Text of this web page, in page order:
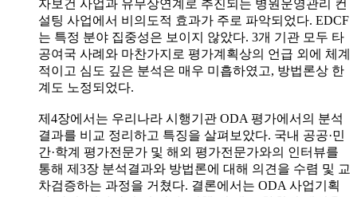
자보건 사업과 유무상연계로 추진되는 병원운영관리 컨
설팅 사업에서 비의도적 효과가 주로 파악되었다. EDCF
는 특정 분야 집중성은 보이지 않았다. 3개 기관 모두 타
공여국 사례와 마찬가지로 평가계획상의 언급 외에 체계
적이고 심도 깊은 분석은 매우 미흡하였고, 방법론상 한
계도 노정되었다.
제4장에서는 우리나라 시행기관 ODA 평가에서의 분석
결과를 비교 정리하고 특징을 살펴보았다. 국내 공공·민
간·학계 평가전문가 및 해외 평가전문가와의 인터뷰를
통해 제3장 분석결과와 방법론에 대해 의견을 수렴 및 교
차검증하는 과정을 거쳤다. 결론에서는 ODA 사업기획